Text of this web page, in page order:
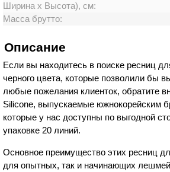
Ширина х Высота), см:
Масса брутто:
Описание
Если вы находитесь в поиске ресниц
черного цвета, которые позволили бы
любые пожелания клиенток, обратите
Silicone, выпускаемые южнокорейским
которые у нас доступны по выгодной
упаковке 20 линий.
Основное преимущество этих ресниц
для опытных, так и начинающих